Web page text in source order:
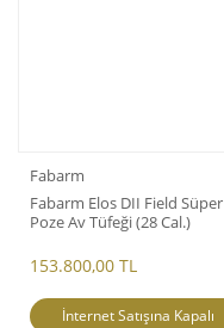
Fabarm
Fabarm Elos DII Field Süper
Poze Av Tüfeği (28 Cal.)
153.800,00 TL
İnternet Satışına Kapalı